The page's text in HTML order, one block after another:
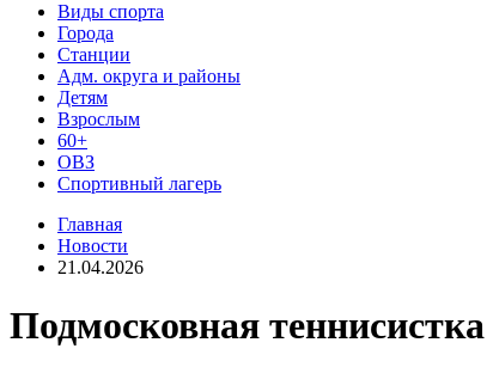
Виды спорта
Города
Станции
Адм. округа и районы
Детям
Взрослым
60+
ОВЗ
Спортивный лагерь
Главная
Новости
21.04.2026
Подмосковная